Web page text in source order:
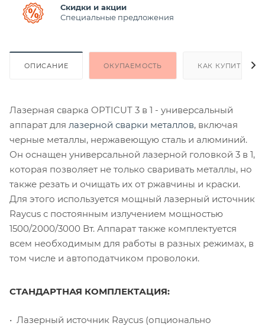
Скидки и акции
Специальные предложения
ОПИСАНИЕ ОКУПАЕМОСТЬ КАК КУПИТЬ
Лазерная сварка OPTICUT 3 в 1 - универсальный
аппарат для лазерной сварки металлов, включая
черные металлы, нержавеющую сталь и алюминий.
Он оснащен универсальной лазерной головкой 3 в 1,
которая позволяет не только сваривать металлы, но
также резать и очищать их от ржавчины и краски.
Для этого используется мощный лазерный источник
Raycus с постоянным излучением мощностью
1500/2000/3000 Вт. Аппарат также комплектуется
всем необходимым для работы в разных режимах, в
том числе и автоподатчиком проволоки.
СТАНДАРТНАЯ КОМПЛЕКТАЦИЯ:
• Лазерный источник Raycus (опционально